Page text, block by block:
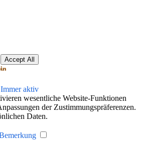
Accept All
Immer aktiv
wesentliche Website-Funktionen
der Zustimmungspräferenzen.
Daten.